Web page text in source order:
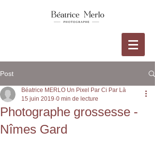
Post
Photographe grossesse -
Nîmes Gard
Béatrice MERLO Un Pixel Par Ci Par Là
15 juin 2019 0 min de lecture